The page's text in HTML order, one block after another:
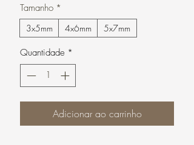
Tamanho *
3x5mm 4x6mm 5x7mm
Quantidade *
Adicionar ao carrinho